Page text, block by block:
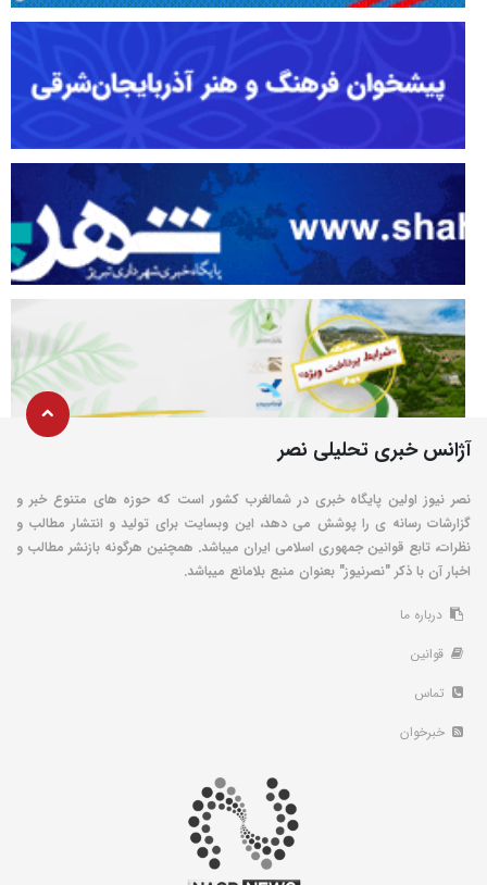
آژانس خبری تحلیلی نصر
نصر نیوز اولین پایگاه خبری در شمالغرب کشور است که حوزه های متنوع خبر و
گزارشات رسانه ی را پوشش می دهد، این وبسایت برای تولید و انتشار مطالب و
نظرات، تابع قوانین جمهوری اسلامی ایران میباشد. همچنین هرگونه بازنشر مطالب و
اخبار آن با ذکر "نصرنیوز" بعنوان منبع بلامانع میباشد.
درباره ما
قوانین
تماس
خبرخوان